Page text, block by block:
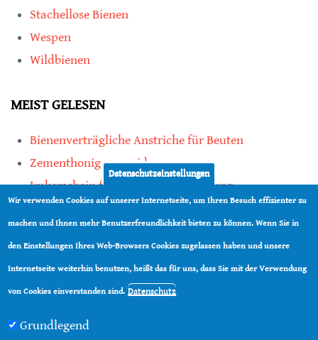
Stachellose Bienen
Wespen
Wildbienen
MEIST GELESEN
Bienenverträgliche Anstriche für Beuten
Zementhonig vermeiden
Imkerschein für Honigbienen-Haltung
Kauf von Mittelwänden ist Vertrauenssache
teilen
Datenschutzeinstellungen
Wir verwenden Cookies auf unserer Internetseite, um Ihren Besuch effizienter zu
machen und Ihnen mehr Benutzerfreundlichkeit bieten zu können. Wenn Sie in
den Einstellungen Ihres Web-Browsers Cookies zugelassen haben und unsere
Internetseite weiterhin benutzen, heißt das für uns, dass Sie mit der Verwendung
von Cookies einverstanden sind. Datenschutz
Grundlegend